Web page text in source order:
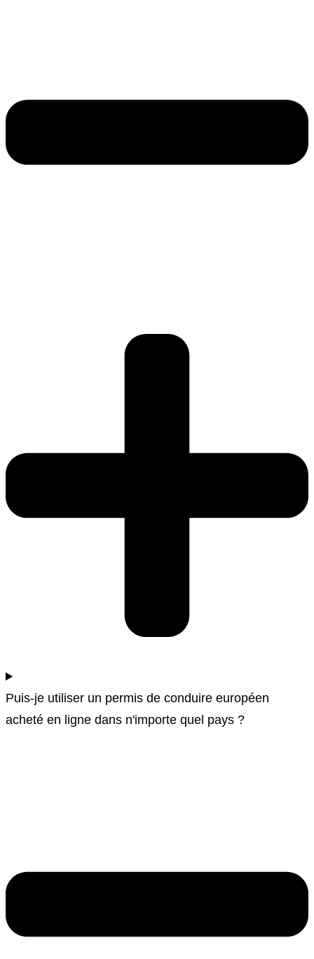
Puis-je utiliser un permis de conduire européen
acheté en ligne dans n'importe quel pays ?